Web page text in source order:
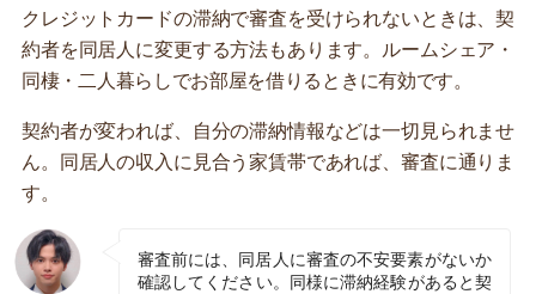
クレジットカードの滞納で審査を受けられないときは、契
約者を同居人に変更する方法もあります。ルームシェア・
同棲・二人暮らしでお部屋を借りるときに有効です。
契約者が変われば、自分の滞納情報などは一切見られませ
ん。同居人の収入に見合う家賃帯であれば、審査に通りま
す。
審査前には、同居人に審査の不安要素がないか
確認してください。同様に滞納経験があると契